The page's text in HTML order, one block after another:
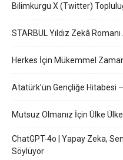
Bilimkurgu X (Twitter)
STARBUL Yıldız Zekâ Romanı
Herkes İçin Mükemmel
Atatürk’ün Gençliğe Hitabesi
Mutsuz Olmanız İçin Ülke
ChatGPT-4o | Yapay Zeka,
Söylüyor